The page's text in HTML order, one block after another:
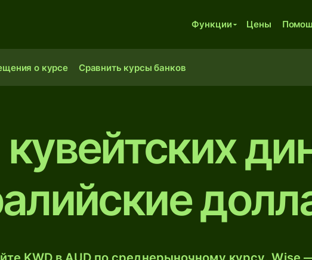
Функции Цены
о курсе Сравнить курсы банков